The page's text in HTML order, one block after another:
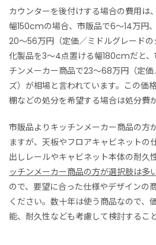
カウンターを後付けする場合の費用は
幅150cmの場合、市販品で6〜14万円
20〜56万円（定価／ミドルグレード
化製品を3〜4点置ける幅180cmだと、
チンメーカー商品で23〜68万円（定
ズ）が相場と言われています。この価
棚などの処分を希望する場合は処分費
市販品よりキッチンメーカー商品の方
ますが、天板やフロアキャビネットの
出しレールやキャビネット本体の耐久性
ッチンメーカー商品の方が選択肢は多
ので、要望に合った仕様やデザインの
ください。数十年は使う商品なので、
能、耐久性なども考慮して検討するこ